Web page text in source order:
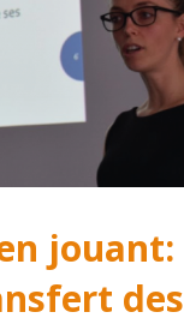
jouant:
des